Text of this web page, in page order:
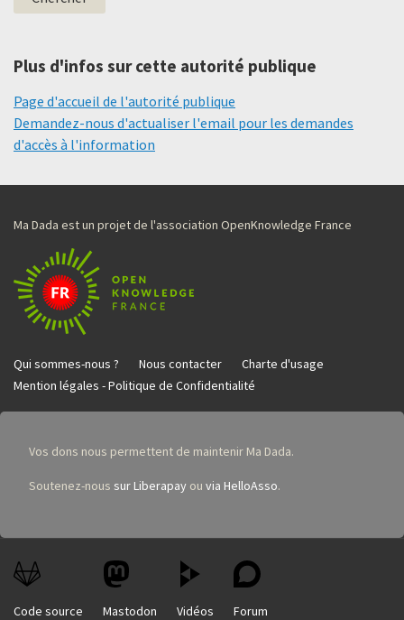
Plus d'infos sur cette autorité publique
Page d'accueil de l'autorité publique
Demandez-nous d'actualiser l'email pour les demandes
d'accès à l'information
Ma Dada est un projet de l'association OpenKnowledge France
Qui sommes-nous ? Nous contacter
Charte d'usage
Mention légales - Politique de Confidentialité
Vos dons nous permettent de maintenir Ma Dada.
Soutenez-nous sur Liberapay ou via HelloAsso.
Code source Mastodon Vidéos Forum